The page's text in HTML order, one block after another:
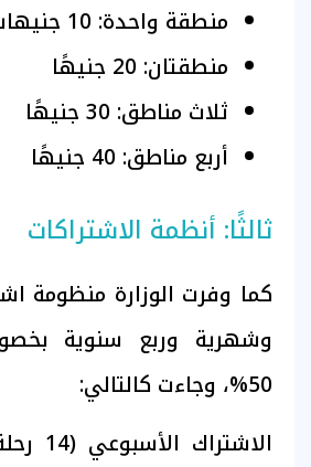
منطقة واحدة: 10 جنيهات
منطقتان: 20 جنيهًا
ثلاث مناطق: 30 جنيهًا
أربع مناطق: 40 جنيهًا
ثالثًا: أنظمة الاشتراكات
كما وفرت الوزارة منظومة
وشهرية وربع سنوية
50%، وجاءت كالتالي: